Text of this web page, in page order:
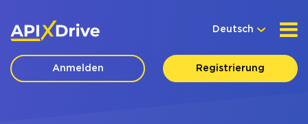
Deutsch
Anmelden Registrierung